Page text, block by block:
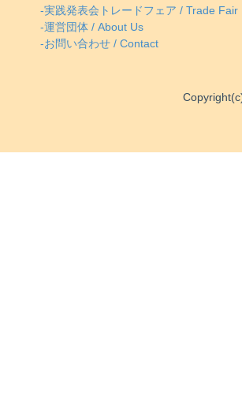
-実践発表会トレードフェア / Trade Fair
-運営団体 / About Us
-お問い合わせ / Contact